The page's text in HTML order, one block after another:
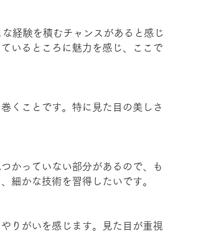
経験を積むチャンスがあると感じ
いるところに魅力を感じ、ここで
くことです。特に見た目の美しさ
かっていない部分があるので、も
細かな技術を習得したいです。
りがいを感じます。見た目が重視